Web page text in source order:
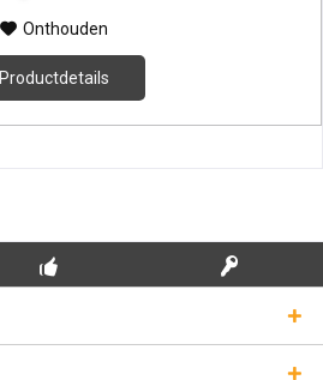
Onthouden
Productdetails
LICENTIESLEUTELS